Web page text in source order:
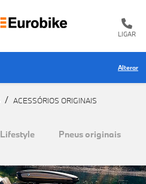
LIGAR
Alterar
ACESSÓRIOS ORIGINAIS
Lifestyle Pneus originais